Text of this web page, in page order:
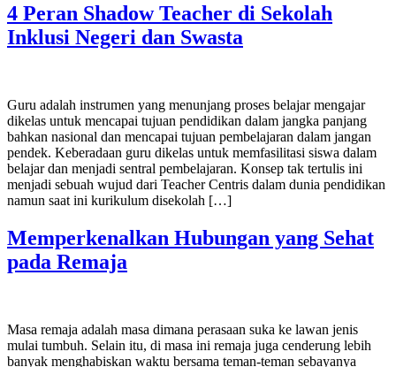
4 Peran Shadow Teacher di Sekolah
Inklusi Negeri dan Swasta
Guru adalah instrumen yang menunjang proses belajar mengajar
dikelas untuk mencapai tujuan pendidikan dalam jangka panjang
bahkan nasional dan mencapai tujuan pembelajaran dalam jangan
pendek. Keberadaan guru dikelas untuk memfasilitasi siswa dalam
belajar dan menjadi sentral pembelajaran. Konsep tak tertulis ini
menjadi sebuah wujud dari Teacher Centris dalam dunia pendidikan
namun saat ini kurikulum disekolah […]
Memperkenalkan Hubungan yang Sehat
pada Remaja
Masa remaja adalah masa dimana perasaan suka ke lawan jenis
mulai tumbuh. Selain itu, di masa ini remaja juga cenderung lebih
banyak menghabiskan waktu bersama teman-teman sebayanya